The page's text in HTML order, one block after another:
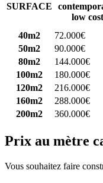
SURFACE
low cost
40m2
72.000€
50m2
90.000€
80m2
144.000€
100m2
180.000€
120m2
216.000€
160m2
288.000€
200m2
360.000€
Prix au mètre
Vous souhaitez faire